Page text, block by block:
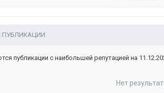
ПУБЛИКАЦИИ
публикации с наибольшей репутацией на
Нет